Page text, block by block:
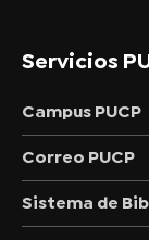
Servicios
Campus PUCP
Correo PUCP
Sistema de